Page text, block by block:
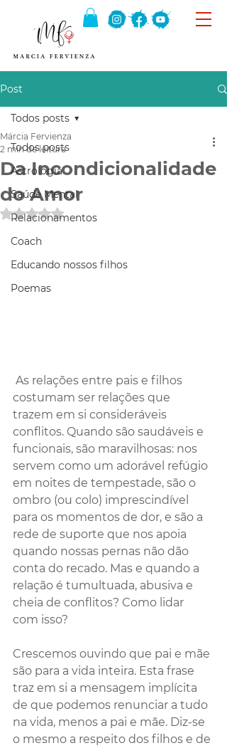
Post
Todos posts
Astrologia
Saúde Mental
Relacionamentos
Coach
Educando nossos filhos
Poemas
Todos posts
Da Incondicionalidade
do Amor
Márcia Fervienza
2 min de leitura
Avaliado com NaN de 5 estrelas.
costumam ser relações que
trazem em si consideráveis
conflitos. Quando são saudáveis e
funcionais, são maravilhosas: nos
servem como um adorável refúgio
em noites de tempestade, são o
ombro (ou colo) imprescindível
para os momentos de dor, e são a
rede de suporte que nos apoia
quando nossas pernas não dão
conta do recado. Mas e quando a
relação é tumultuada, abusiva e
cheia de conflitos? Como lidar
com isso?
Crescemos ouvindo que pai e mãe
são para a vida inteira. Esta frase
traz em si a mensagem implícita
de que podemos renunciar a tudo
na vida, menos a pai e mãe. Diz-se
o mesmo a respeito dos filhos e de